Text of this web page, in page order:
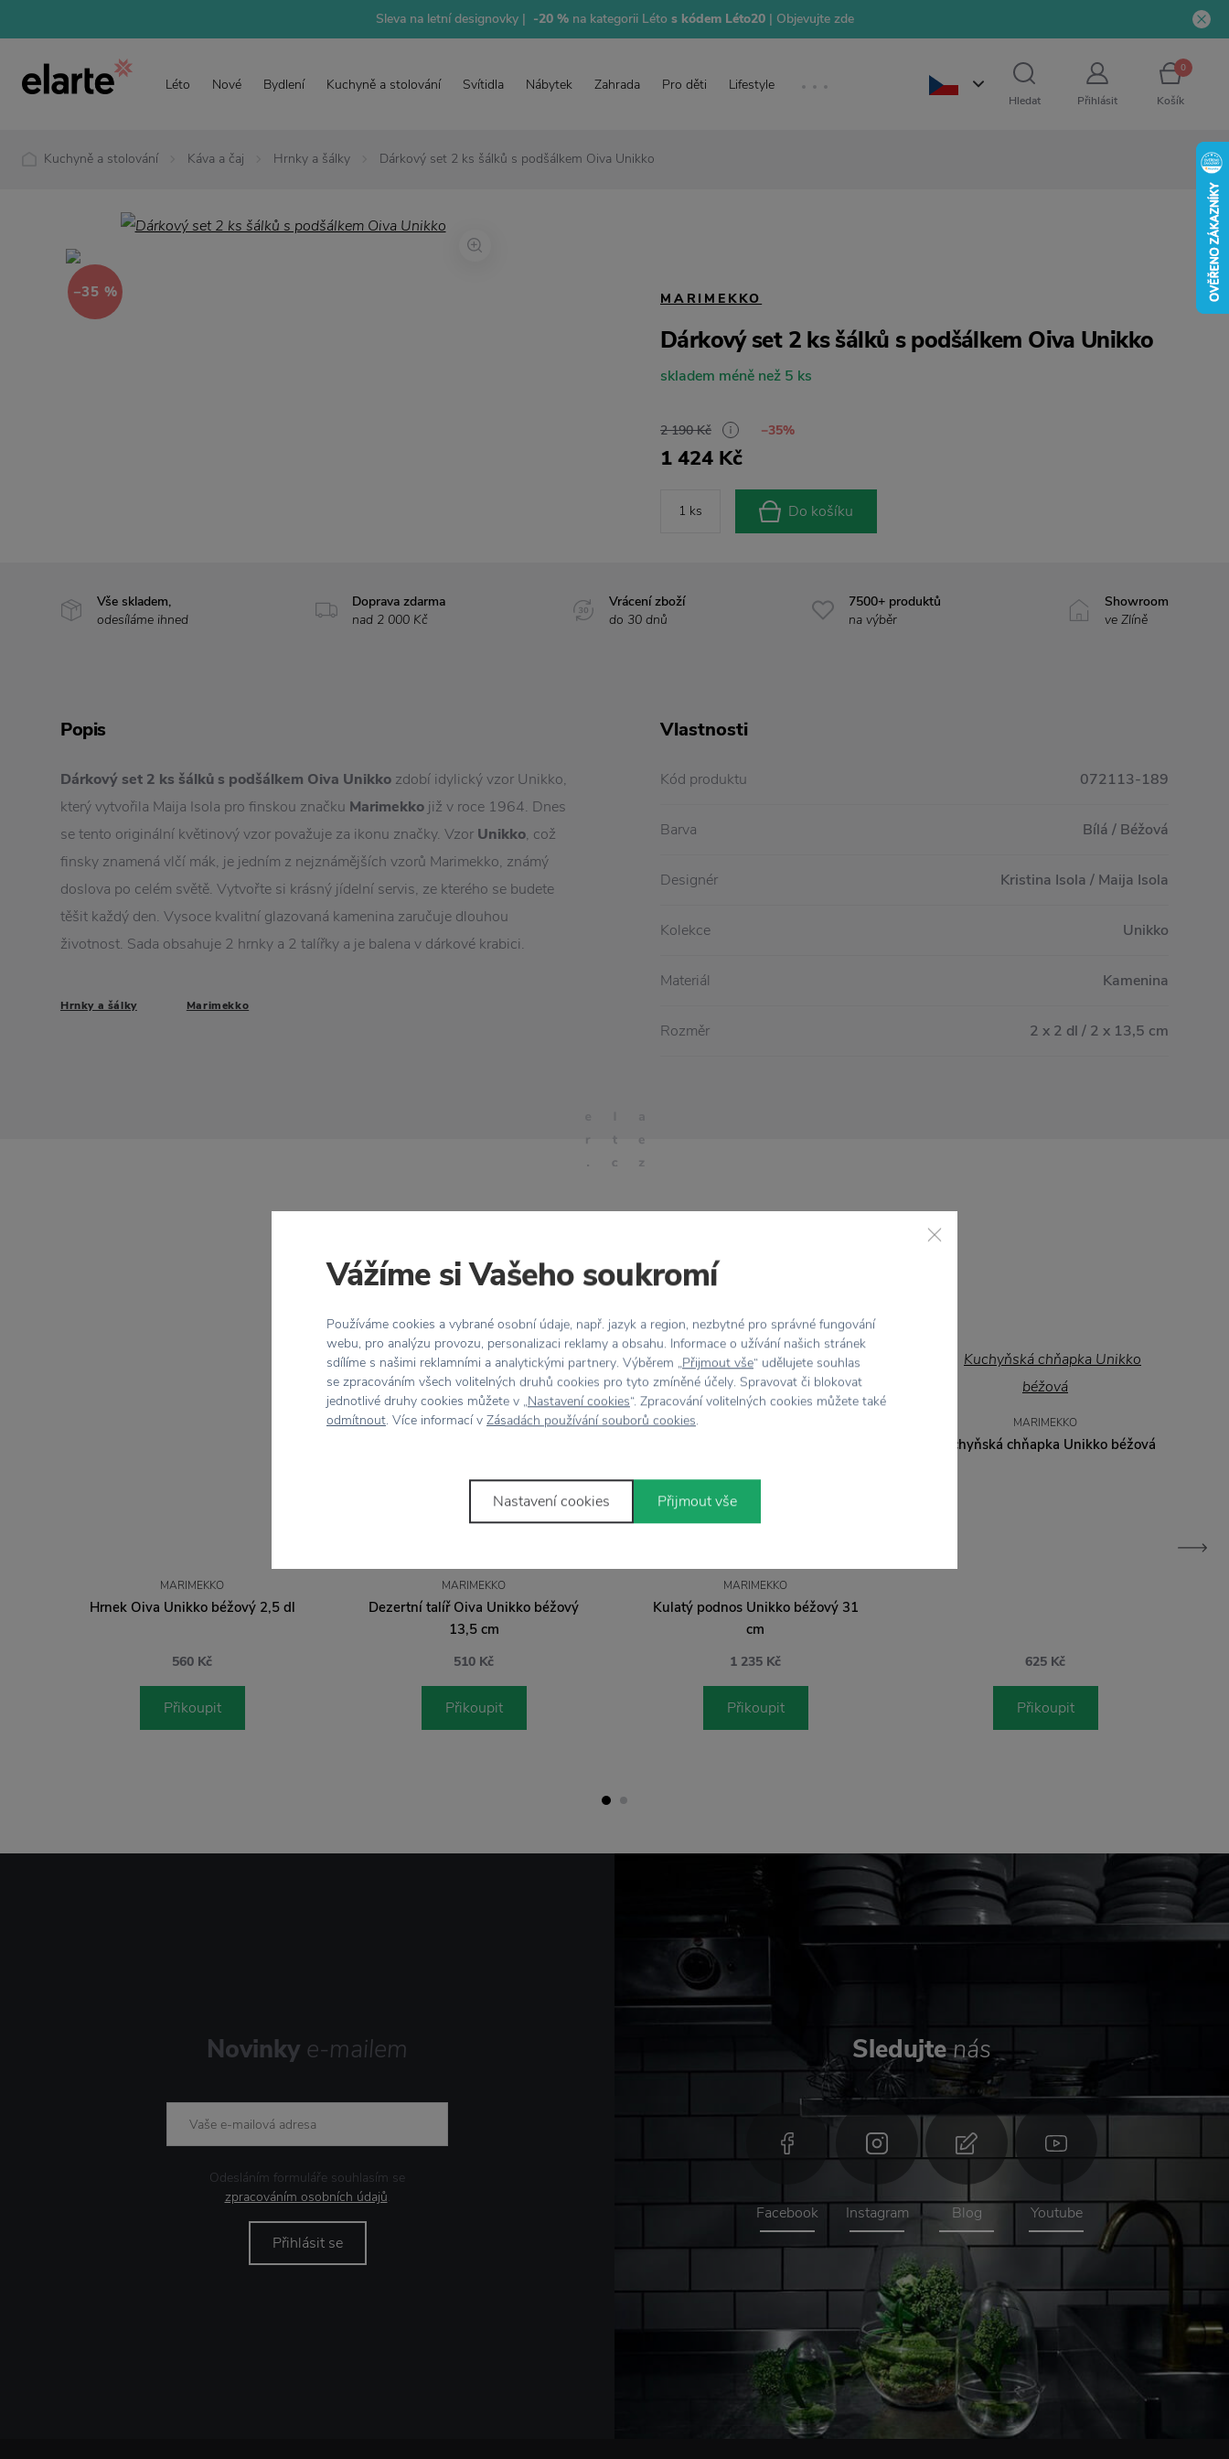
Sleva na letní designovky | -20 %na kategorii Létos kódem Léto20 | Objevujte zde
Léto Nové Bydlení Kuchyně a stolování Svítidla Nábytek Zahrada Pro děti Lifestyle
Hledat Přihlásit
0
Košík
Kuchyně a stolování Káva a čaj Hrnky a šálky Dárkový set 2 ks šálků s podšálkem Oiva Unikko
−35 % MARIMEKKO
Dárkový set 2 ks šálků s podšálkem Oiva Unikko
skladem méně než 5 ks
2 190 Kč −35%
1 424 Kč
Do košíku
Vše skladem,
odesíláme ihned
Doprava zdarma
nad 2 000 Kč
Vrácení zboží
do 30 dnů
7500+ produktů
na výběr
Showroom
ve Zlíně
Popis
Dárkový set 2 ks šálků s podšálkem Oiva Unikko zdobí idylický vzor Unikko,
který vytvořila Maija Isola pro finskou značku Marimekko již v roce 1964. Dnes
se tento originální květinový vzor považuje za ikonu značky. Vzor Unikko, což
finsky znamená vlčí mák, je jedním z nejznámějších vzorů Marimekko, známý
doslova po celém světě. Vytvořte si krásný jídelní servis, ze kterého se budete
těšit každý den. Vysoce kvalitní glazovaná kamenina zaručuje dlouhou
životnost. Sada obsahuje 2 hrnky a 2 talířky a je balena v dárkové krabici.
Hrnky a šálky Marimekko
Vlastnosti
Kód produktu 072113-189
Barva Bílá / Béžová
Designér Kristina Isola / Maija Isola
Kolekce Unikko
Materiál Kamenina
Rozměr 2 x 2 dl / 2 x 13,5 cm
Stojí zapozornost
MARIMEKKO
Hrnek Oiva Unikko béžový 2,5 dl
560 Kč
Přikoupit
MARIMEKKO
Dezertní talíř Oiva Unikko béžový
13,5 cm
510 Kč
Přikoupit
MARIMEKKO
Kulatý podnos Unikko béžový 31
cm
1 235 Kč
Přikoupit
MARIMEKKO
Kuchyňská chňapka Unikko béžová
625 Kč
Přikoupit
Novinky e-mailem
Odesláním formuláře souhlasím se
zpracováním osobních údajů.
Přihlásit se
Sledujtenás
Facebook Instagram Blog Youtube
Vážíme si Vašeho soukromí
Používáme cookies a vybrané osobní údaje, např. jazyk a region, nezbytné pro správné fungování
webu, pro analýzu provozu, personalizaci reklamy a obsahu. Informace o užívání našich stránek
sdílíme s našimi reklamními a analytickými partnery. Výběrem „Přijmout vše“ udělujete souhlas
se zpracováním všech volitelných druhů cookies pro tyto zmíněné účely. Spravovat či blokovat
jednotlivé druhy cookies můžete v „Nastavení cookies“. Zpracování volitelných cookies můžete také
odmítnout. Více informací v Zásadách používání souborů cookies.
Nastavení cookies Přijmout vše